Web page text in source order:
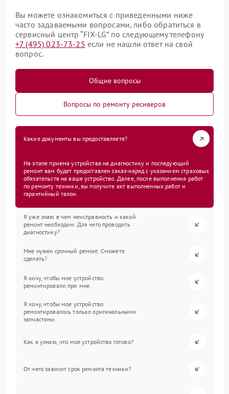
Вы можете ознакомиться с приведенными ниже
часто задаваемыми вопросами, либо обратиться в
сервисный центр “FIX-LG” по следующему телефону
+7 (495) 023-73-25 если не нашли ответ на свой
вопрос.
Общие вопросы
Вопросы по ремонту ресиверов
Какие документы вы предоставляете?
На этапе приема устройства на диагностику и последующий
ремонт вам будет предоставлен заказ-наряд с указанием страховых
обязательств на ваше устройство. Далее, после выполнения работ
по ремонту техники, вы получите акт выполненных работ и
гарантийный талон.
Я уже знаю в чем неисправность и какой
ремонт необходим. Для чего проводить
диагностику?
Мне нужен срочный ремонт. Сможете
сделать?
Я хочу, чтобы мое устройство
ремонтировали при мне.
Я хочу, чтобы мое устройство
ремонтировалось только оригинальными
запчастями.
Как я узнаю, что мое устройство готово?
От чего зависит срок ремонта техники?